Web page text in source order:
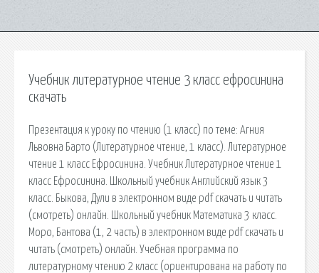
Учебник литературное чтение 3 класс ефросинина
скачать
Презентация к уроку по чтению (1 класс) по теме: Агния
Львовна Барто (Литературное чтение, 1 класс). Литературное
чтение 1 класс Ефросинина. Учебник Литературное чтение 1
класс Ефросинина. Школьный учебник Английский язык 3
класс. Быкова, Дули в электронном виде pdf скачать и читать
(смотреть) онлайн. Школьный учебник Математика 3 класс.
Моро, Бантова (1, 2 часть) в электронном виде pdf скачать и
читать (смотреть) онлайн. Учебная программа по
литературному чтению 2 класс (ориентирована на работу по